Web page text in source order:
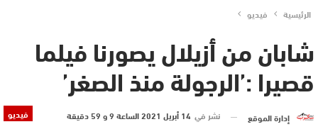
الرئيسية فيديو
شابان من أزيلال يصورنا فيلما
قصيرا :’الرجولة منذ الصغر’
فيديو إدارة الموقع نشر في 14 أبريل 2021 الساعة 9 و 59 دقيقة